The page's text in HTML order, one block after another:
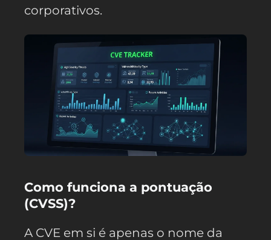
corporativos.
Como funciona a pontuação
(CVSS)?
A CVE em si é apenas o nome da